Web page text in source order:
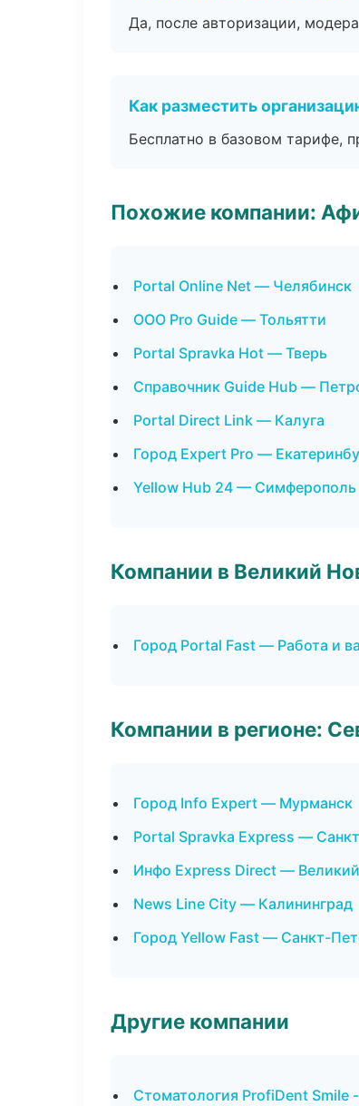
Да, после авторизации,
Как разместить
Бесплатно в базовом тарифе,
Похожие компании:
Portal Online Net — Челябинск
ООО Pro Guide — Тольятти
Portal Spravka Hot — Тверь
Справочник Guide Hub —
Portal Direct Link — Калуга
Город Expert Pro —
Yellow Hub 24 — Симферополь
Компании в Великий
Город Portal Fast — Работа и
Компании в регионе:
Город Info Expert — Мурманск
Portal Spravka Express —
Инфо Express Direct —
News Line City — Калининград
Город Yellow Fast — Санкт-
Другие компании
Стоматология ProfiDent Smile